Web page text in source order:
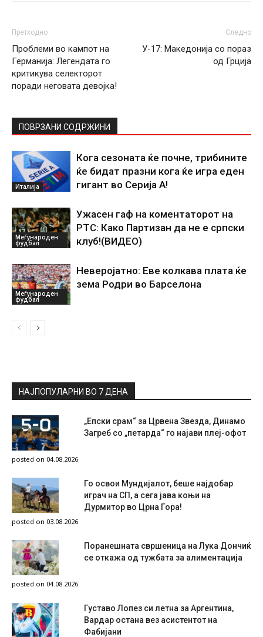
Претходно
Проблеми во кампот на
Германија: Легендата го
критикува селекторот
поради неговата девојка!
Следно
У-17: Македонија со пораз
од Грција
ПОВРЗАНИ СОДРЖИНИ
Италија
Кога сезоната ќе почне, трибините
ќе бидат празни кога ќе игра еден
гигант во Серија А!
Меѓународен
фудбал
Ужасен гаф на коментаторот на
РТС: Како Партизан да не е српски
клуб!(ВИДЕО)
Меѓународен
фудбал
Неверојатно: Еве колкава плата ќе
зема Родри во Барселона
НАЈПОПУЛАРНИ ВО 7 ДЕНА
„Епски срам“ за Црвена Звезда, Динамо
Загреб со „петарда“ го најави плеј-офот
posted on 04.08.2026
Го освои Мундијалот, беше најдобар
играч на СП, а сега јава коњи на
Дурмитор во Црна Гора!
posted on 03.08.2026
Поранешната свршеница на Лука Дончиќ
се откажа од тужбата за алиментација
posted on 04.08.2026
Густаво Лопез си летна за Аргентина,
Вардар остана вез асистентот на
Фабијани